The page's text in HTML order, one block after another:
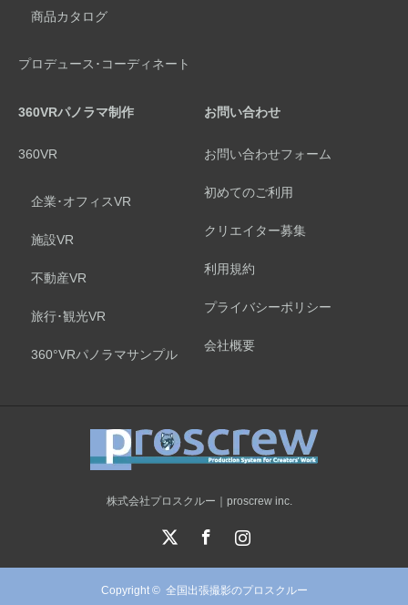
商品カタログ
プロデュース･コーディネート
360VRパノラマ制作
360VR
企業･オフィスVR
施設VR
不動産VR
旅行･観光VR
360°VRパノラマサンプル
お問い合わせ
お問い合わせフォーム
初めてのご利用
クリエイター募集
利用規約
プライバシーポリシー
会社概要
株式会社プロスクルー｜proscrew inc.
Instagram
Copyright © 全国出張撮影のプロスクルー